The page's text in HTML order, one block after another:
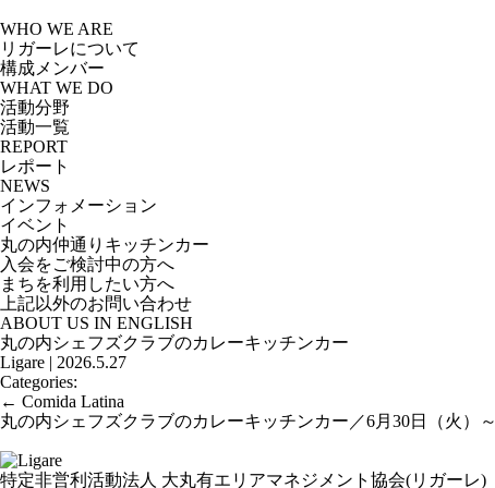
to
the
content
WHO WE ARE
リガーレについて
構成メンバー
WHAT WE DO
活動分野
活動一覧
REPORT
レポート
NEWS
インフォメーション
イベント
丸の内仲通りキッチンカー
入会をご検討中の方へ
まちを利用したい方へ
上記以外のお問い合わせ
ABOUT US IN ENGLISH
丸の内シェフズクラブのカレーキッチンカー
Ligare | 2026.5.27
Categories:
投
稿
ビ
ゲ
← Comida Latina
丸の内シェフズクラブのカレーキッチンカー／6月30日（火）～
特定非営利活動法人 大丸有エリアマネジメント協会(リガーレ)